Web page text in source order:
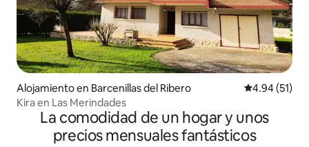
Alojamiento en Barcenillas del Ribero Calificación
4.94 (51)
Kira en Las Merindades
La comodidad de un hogar y unos
precios mensuales fantásticos